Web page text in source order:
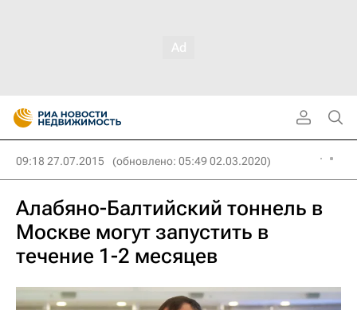
09:18 27.07.2015 (обновлено: 05:49 02.03.2020)
Алабяно-Балтийский тоннель в
Москве могут запустить в
течение 1-2 месяцев